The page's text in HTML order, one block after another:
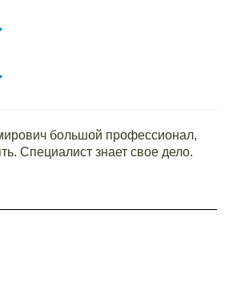
большой профессионал,
Специалист знает свое дело.